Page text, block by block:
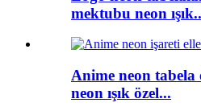
mektubu neon
Anime neon
neon ışık özel...